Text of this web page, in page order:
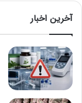
آخرین اخبار